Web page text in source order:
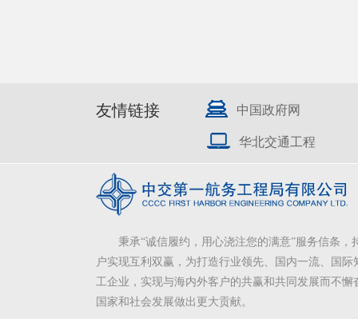
友情链接 中国政府网
华北交通工程
秉承“诚信履约，用心浇注您的满意”服务信条，
户实现互利双赢，为打造行业领先、国内一流、国际
工企业，实现与海内外客户的共赢和共同发展而不懈
国家和社会发展做出更大贡献。